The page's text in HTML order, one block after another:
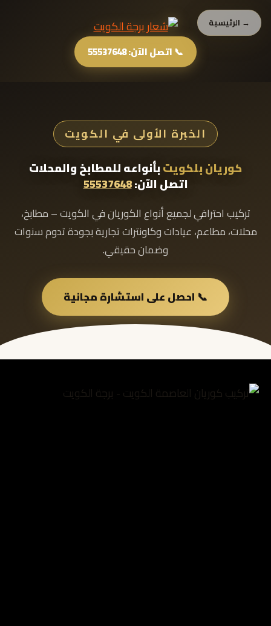
→ الرئيسية
📞 اتصل الآن: 55537648
الخبرة الأولى في الكويت
كوريان بلكويتبأنواعه للمطابخ والمحلات
اتصل الآن:55537648
تركيب احترافي لجميع أنواع الكوريان في الكويت – مطابخ،
محلات، مطاعم، عيادات وكاونترات تجارية بجودة تدوم سنوات
وضمان حقيقي.
📞 احصل على استشارة مجانية